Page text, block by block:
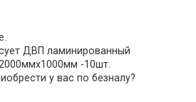
ДВП ламинированный
-10шт.
у вас по безналу?